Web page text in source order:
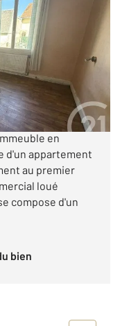
Au
en
d'un appartement
au premier
loué
compose d'un
bien